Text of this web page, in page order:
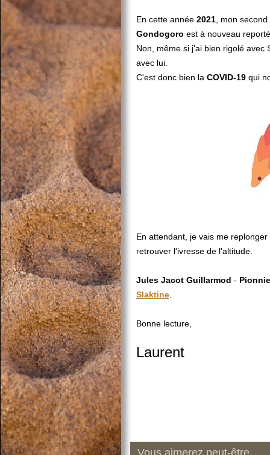
En cette année 2021 , mon
Gondogoro est à nouveau
Non, même si j'ai bien rigolé avec
avec lui.
C'est donc bien la COVID-19 qui
En attendant, je vais me
retrouver l'ivresse de l'altitude.
Jules Jacot Guillarmod -
Slaktine
Bonne lecture,
Laurent
Vous aimerez peut-être ...